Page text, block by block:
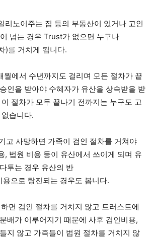
리노이주는 집 등의 부동산이 있거나 고인
넘는 경우 Trust가 없으면 누구나
)를 거치게 됩니다.
월에서 수년까지도 걸리며 모든 절차가 끝
인을 받아야 수혜자가 유산을 상속받을 받
절차가 모두 끝나기 전까지는 누구도 고
습니다.
고 사망하면 가족이 검인 절차를 거쳐야
, 법원 비용 등이 유산에서 쓰이게 되며 유
투는 경우 유산의 반
으로 탕진되는 경우도 봅니다.
면 검인 절차를 거치지 않고 트러스트에
배가 이루어지기 때문에 사후 검인비용,
지 않고 가족들이 법원 절차를 거치지 않